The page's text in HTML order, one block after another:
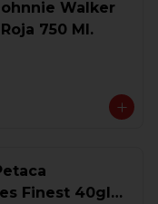
Walker
750 Ml.
Finest 40gl